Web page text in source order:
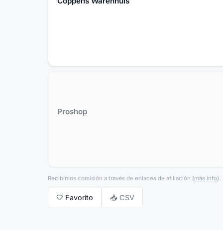
Proshop
Recibimos comisión a través de enlaces de afiliación (más info).
🤍 Favorito 📥 CSV